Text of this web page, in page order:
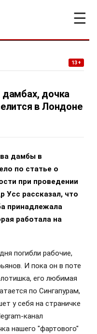
☰
13+
дамбах, дочка
в Лондоне
дамбы в
по статье о
при проведении
Усс рассказал, что
принадлежала
работала на
погибли рабочие,
И пока он в поте
его любимая
по Сингапурам,
у себя на страничке
канал
нашего "фартового"